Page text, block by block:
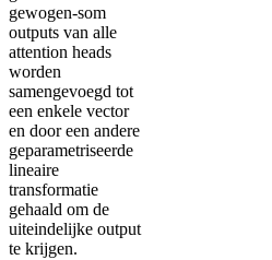
gewogen-som
outputs van alle
attention heads
worden
samengevoegd tot
een enkele vector
en door een andere
geparametriseerde
lineaire
transformatie
gehaald om de
uiteindelijke output
te krijgen.